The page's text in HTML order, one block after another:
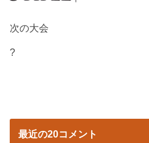
次の大会
?
最近の20コメント